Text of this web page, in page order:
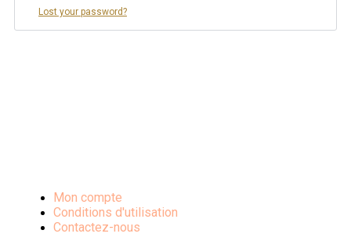
Lost your password?
Mon compte
Conditions d'utilisation
Contactez-nous